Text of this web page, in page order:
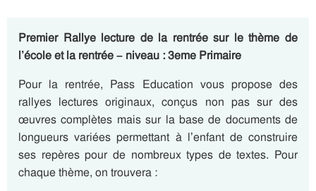
Premier Rallye lecture de la rentrée sur le thème de
l’école et la rentrée – niveau : 3eme Primaire
Pour la rentrée, Pass Education vous propose des
rallyes lectures originaux, conçus non pas sur des
œuvres complètes mais sur la base de documents de
longueurs variées permettant à l’enfant de construire
ses repères pour de nombreux types de textes. Pour
chaque thème, on trouvera :